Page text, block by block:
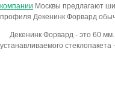
компании Москвы предлагают
профиля Декенинк Форвард
Декенинк Форвард - это 60
устанавливаемого стеклопакета